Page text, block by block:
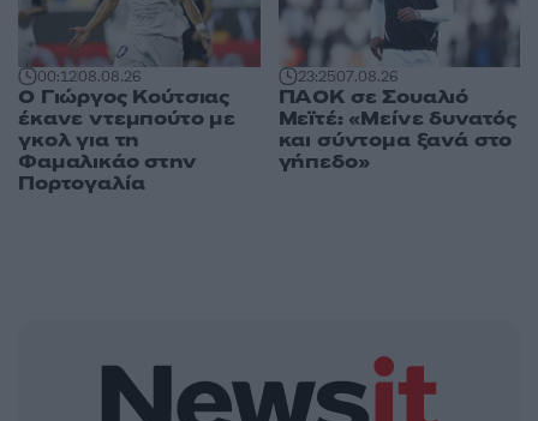
00:1208.08.26
Ο Γιώργος Κούτσιας
έκανε ντεμπούτο με
γκολ για τη
Φαμαλικάο στην
Πορτογαλία
23:2507.08.26
ΠΑΟΚ σε Σουαλιό
Μεϊτέ: «Μείνε δυνατός
και σύντομα ξανά στο
γήπεδο»